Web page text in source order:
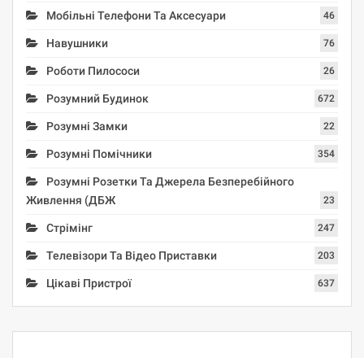
Мобільні Телефони Та Аксесуари 46
Навушники 76
Роботи Пилососи 26
Розумний Будинок 672
Розумні Замки 22
Розумні Помічники 354
Розумні Розетки Та Джерела Безперебійного
Живлення (ДБЖ
23
Стрімінг 247
Телевізори Та Відео Приставки 203
Цікаві Пристрої 637